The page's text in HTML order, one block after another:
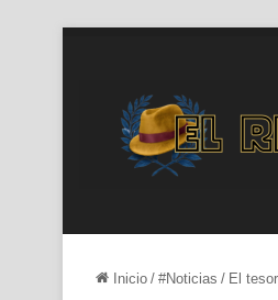
Inicio / #Noticias / El